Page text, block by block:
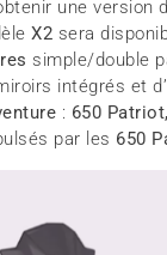
une version
X2 sera
simple/double
intégrés et
: 650
par les 650